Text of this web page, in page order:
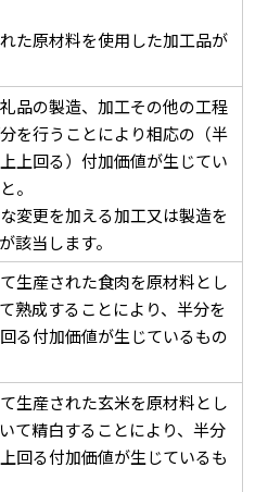
た原材料を使用した加工品が
品の製造、加工その他の工程
を行うことにより相応の（半
上回る）付加価値が生じてい
。
変更を加える加工又は製造を
該当します。
生産された食肉を原材料とし
熟成することにより、半分を
る付加価値が生じているもの
生産された玄米を原材料とし
て精白することにより、半分
回る付加価値が生じているも